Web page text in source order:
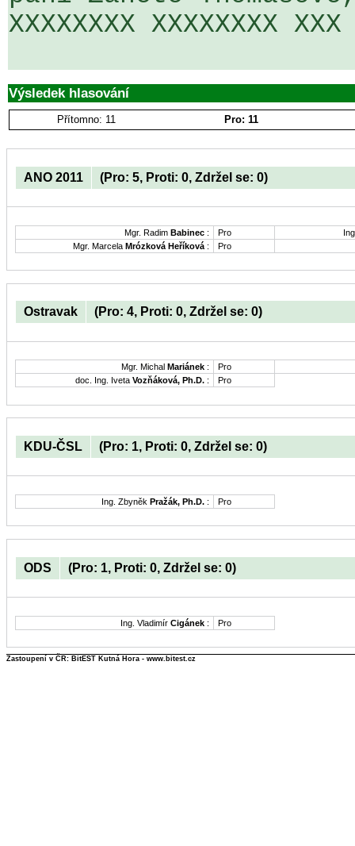
XXXXXXXX XXXXXXXX
Výsledek hlasování
Přítomno: 11 Pro: 11
ANO 2011 (Pro: 5, Proti: 0, Zdržel se: 0)
Mgr. Radim Babinec : Pro
Mgr. Marcela Mrózková Heříková : Pro
Ostravak (Pro: 4, Proti: 0, Zdržel se: 0)
Mgr. Michal Mariánek :
Pro
doc. Ing. Iveta Vozňáková, Ph.D. : Pro
KDU-ČSL (Pro: 1, Proti: 0, Zdržel se: 0)
Ing. Zbyněk Pražák, Ph.D. : Pro
ODS (Pro: 1, Proti: 0, Zdržel se: 0)
Ing. Vladimír Cigánek : Pro
Zastoupení v ČR: BitEST Kutná Hora - www.bitest.cz